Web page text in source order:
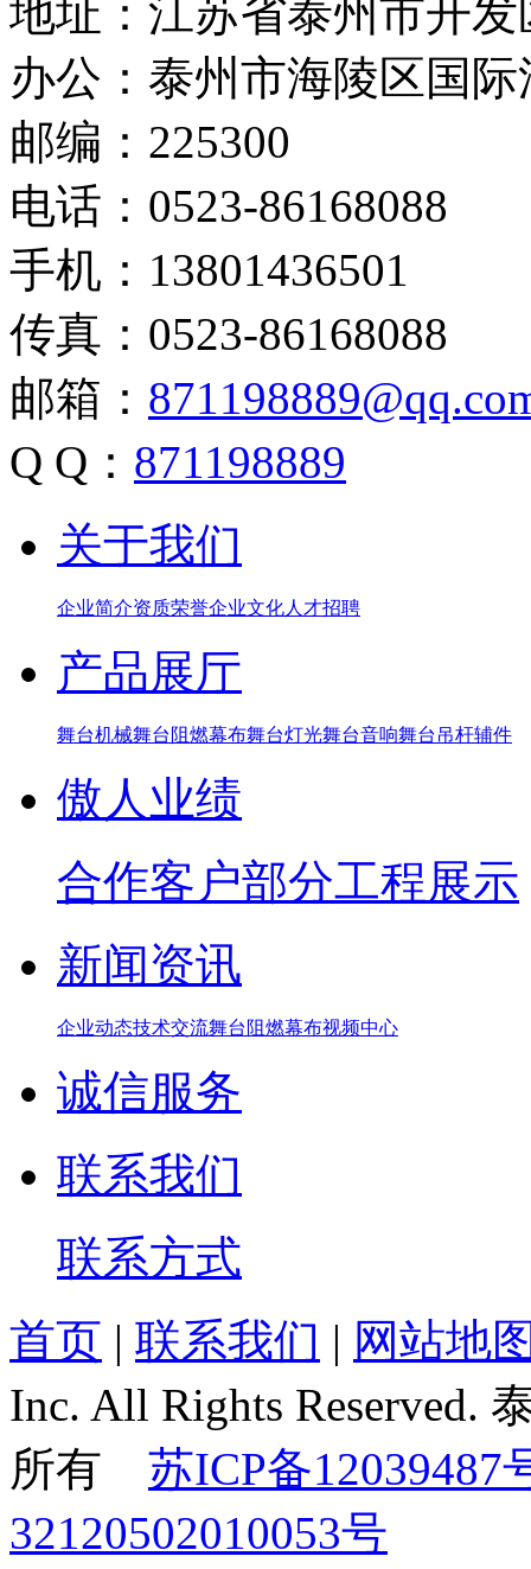
地址：江苏省泰州市开
办公：泰州市海陵区国
邮编：225300
电话：0523-86168088
手机：13801436501
传真：0523-86168088
邮箱：
Q Q： 871198889
关于我们
企业简介资质荣誉企业文化人才招聘
产品展厅
舞台机械舞台阻燃幕布舞台灯光舞台音响舞台吊杆辅件
傲人业绩
合作客户部分工程展示
新闻资讯
企业动态技术交流舞台阻燃幕布视频中心
诚信服务
联系我们
联系方式
首页 | 联系我们 | 网站地
Inc. All Rights Reserved.
所有 苏ICP备12039487
32120502010053号